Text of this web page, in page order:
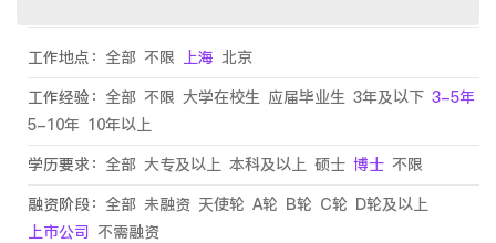
工作地点： 全部 不限 上海 北京
工作经验： 全部 不限 大学在校生 应届毕业生 3年及以下 3-5年
5-10年 10年以上
学历要求： 全部 大专及以上 本科及以上 硕士 博士 不限
融资阶段： 全部 未融资 天使轮 A轮 B轮 C轮 D轮及以上
上市公司 不需融资